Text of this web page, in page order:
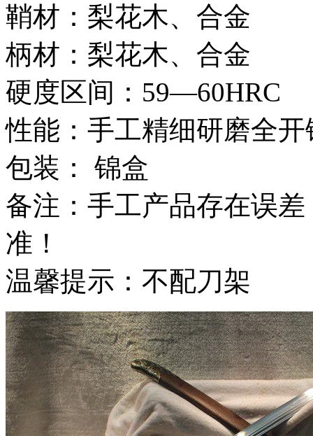
鞘材：梨花木、合金
柄材：梨花木、合金
硬度区间：59—60HRC
性能：手工精细研磨全
包装： 锦盒
备注：手工产品存在误
准！
温馨提示：不配刀架